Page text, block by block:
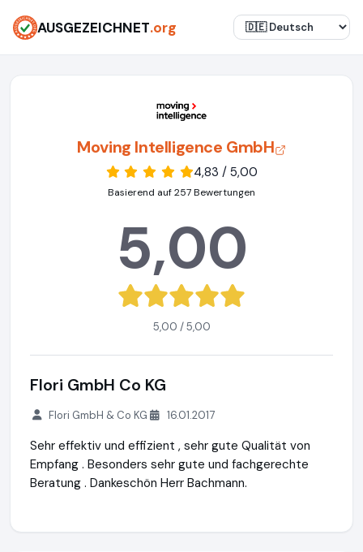
AUSGEZEICHNET.org
Moving Intelligence GmbH
4,83 / 5,00
Basierend auf 257 Bewertungen
5,00
5,00 / 5,00
Flori GmbH Co KG
Flori GmbH & Co KG 16.01.2017
Sehr effektiv und effizient , sehr gute Qualität von
Empfang . Besonders sehr gute und fachgerechte
Beratung . Dankeschön Herr Bachmann.